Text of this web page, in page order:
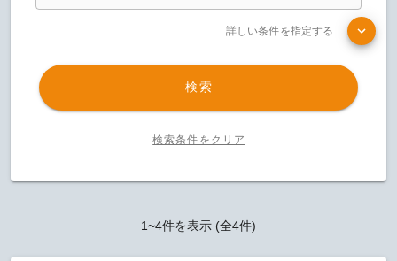
M&A専門家の方へ
詳しい条件を指定する
検索
検索条件をクリア
1~4件を表示 (全4件)